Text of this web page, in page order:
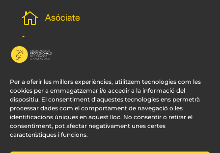
Per a oferir les millors experiències, utilitzem tecnologies com les
cookies per a emmagatzemar i/o accedir a la informació del
dispositiu. El consentiment d'aquestes tecnologies ens permetrà
processar dades com el comportament de navegació o les
identificacions úniques en aquest lloc. No consentir o retirar el
consentiment, pot afectar negativament unes certes
característiques i funcions.
 Asóciate
l